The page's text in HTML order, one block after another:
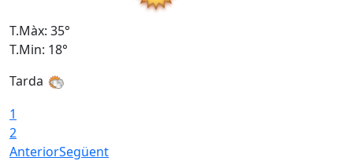
T.Màx: 35°
T.Min: 18°
Tarda
1
2
AnteriorSegüent